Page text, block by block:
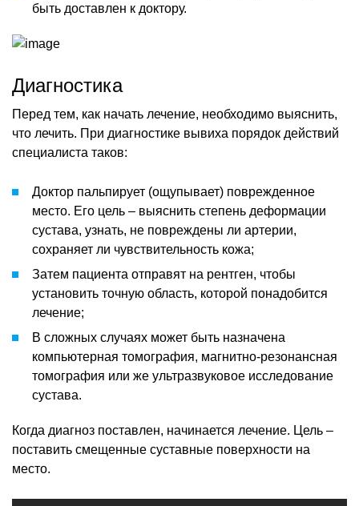
быть доставлен к доктору.
Диагностика
Перед тем, как начать лечение, необходимо выяснить,
что лечить. При диагностике вывиха порядок действий
специалиста таков:
Доктор пальпирует (ощупывает) поврежденное
место. Его цель – выяснить степень деформации
сустава, узнать, не повреждены ли артерии,
сохраняет ли чувствительность кожа;
Затем пациента отправят на рентген, чтобы
установить точную область, которой понадобится
лечение;
В сложных случаях может быть назначена
компьютерная томография, магнитно-резонансная
томография или же ультразвуковое исследование
сустава.
Когда диагноз поставлен, начинается лечение. Цель –
поставить смещенные суставные поверхности на
место.